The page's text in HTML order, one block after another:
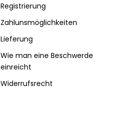
Registrierung
Zahlunsmöglichkeiten
Lieferung
Wie man eine Beschwerde
einreicht
Widerrufsrecht